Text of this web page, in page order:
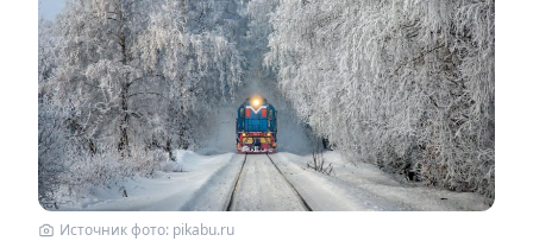
Источник фото: pikabu.ru